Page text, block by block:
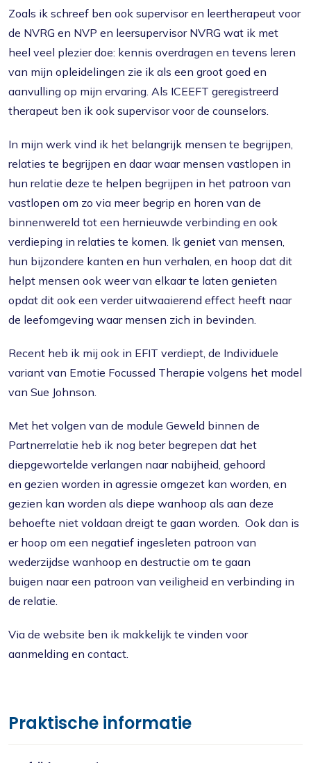
Zoals ik schreef ben ook supervisor en leertherapeut voor
de NVRG en NVP en leersupervisor NVRG wat ik met
heel veel plezier doe: kennis overdragen en tevens leren
van mijn opleidelingen zie ik als een groot goed en
aanvulling op mijn ervaring. Als ICEEFT geregistreerd
therapeut ben ik ook supervisor voor de counselors.
In mijn werk vind ik het belangrijk mensen te begrijpen,
relaties te begrijpen en daar waar mensen vastlopen in
hun relatie deze te helpen begrijpen in het patroon van
vastlopen om zo via meer begrip en horen van de
binnenwereld tot een hernieuwde verbinding en ook
verdieping in relaties te komen. Ik geniet van mensen,
hun bijzondere kanten en hun verhalen, en hoop dat dit
helpt mensen ook weer van elkaar te laten genieten
opdat dit ook een verder uitwaaierend effect heeft naar
de leefomgeving waar mensen zich in bevinden.
Recent heb ik mij ook in EFIT verdiept, de Individuele
variant van Emotie Focussed Therapie volgens het model
van Sue Johnson.
Met het volgen van de module Geweld binnen de
Partnerrelatie heb ik nog beter begrepen dat het
diepgewortelde verlangen naar nabijheid, gehoord
en gezien worden in agressie omgezet kan worden, en
gezien kan worden als diepe wanhoop als aan deze
behoefte niet voldaan dreigt te gaan worden. Ook dan is
er hoop om een negatief ingesleten patroon van
wederzijdse wanhoop en destructie om te gaan
buigen naar een patroon van veiligheid en verbinding in
de relatie.
Via de website ben ik makkelijk te vinden voor
aanmelding en contact.
Praktische informatie